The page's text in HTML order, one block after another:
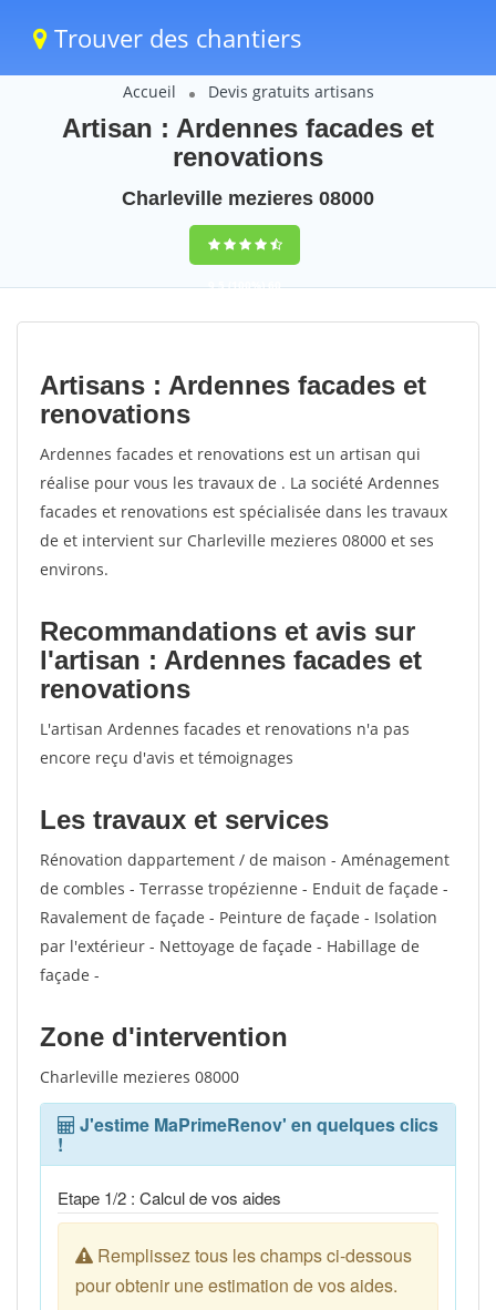
Trouver des chantiers
Accueil Devis gratuits artisans
Artisan : Ardennes facades et
renovations
Charleville mezieres 08000
9,5(100%)60
votes
Artisans : Ardennes facades et
renovations
Ardennes facades et renovations est un artisan qui
réalise pour vous les travaux de . La société Ardennes
facades et renovations est spécialisée dans les travaux
de et intervient sur Charleville mezieres 08000 et ses
environs.
Recommandations et avis sur
l'artisan : Ardennes facades et
renovations
L'artisan Ardennes facades et renovations n'a pas
encore reçu d'avis et témoignages
Les travaux et services
Rénovation dappartement / de maison - Aménagement
de combles - Terrasse tropézienne - Enduit de façade -
Ravalement de façade - Peinture de façade - Isolation
par l'extérieur - Nettoyage de façade - Habillage de
façade -
Zone d'intervention
Charleville mezieres 08000